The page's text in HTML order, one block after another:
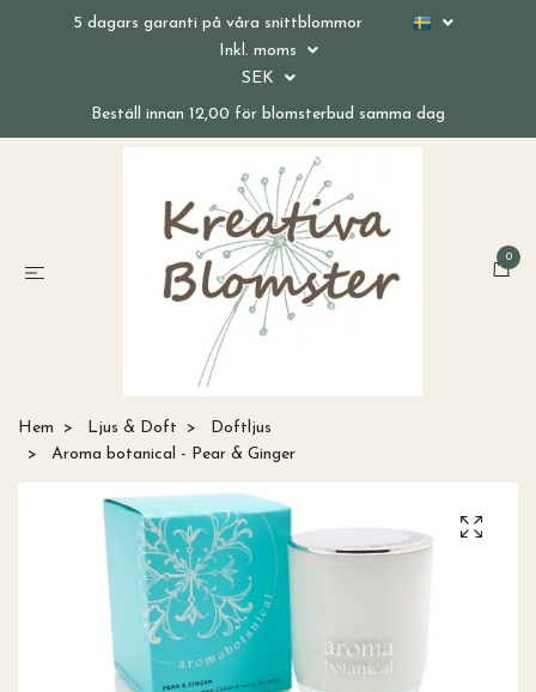
5 dagars garanti på våra snittblommor
Inkl. moms
SEK
Beställ innan 12,00 för blomsterbud samma dag
0
Hem Ljus & Doft
Doftljus
Aroma botanical - Pear & Ginger